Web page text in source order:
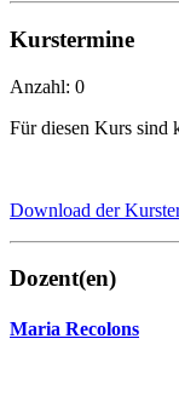
Kurstermine
Anzahl: 0
Für diesen Kurs sind
Download der
Dozent(en)
Maria Recolons